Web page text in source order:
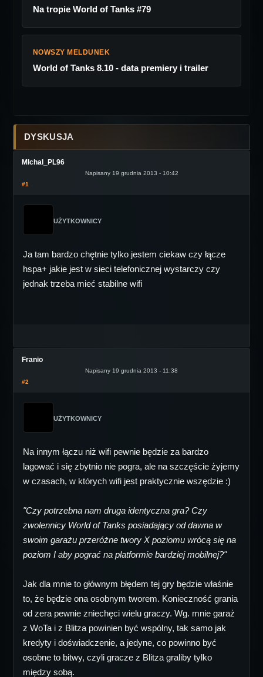
Na tropie World of Tanks #79
NOWSZY MELDUNEK
World of Tanks 8.10 - data premiery i trailer
DYSKUSJA
MIchal_PL96
Napisany 19 grudnia 2013 - 10:42
#1
UŻYTKOWNICY
Ja tam bardzo chętnie tylko jestem ciekaw czy łącze
hspa+ jakie jest w sieci telefonicznej wystarczy czy
jednak trzeba mieć stabilne wifi
Franio
Napisany 19 grudnia 2013 - 11:38
#2
UŻYTKOWNICY
Na innym łączu niż wifi pewnie będzie za bardzo
lagować i się zbytnio nie pogra, ale na szczęście żyjemy
w czasach, w których wifi jest praktycznie wszędzie :)
"Czy potrzebna nam druga identyczna gra? Czy
zwolennicy World of Tanks posiadający od dawna w
swoim garażu przeróżne twory X poziomu wrócą się na
poziom I aby pograć na platformie bardziej mobilnej?"
Jak dla mnie to głównym błędem tej gry będzie właśnie
to, że będzie ona osobnym tworem. Konieczność grania
od zera pewnie zniechęci wielu graczy. Wg. mnie garaż
z WoTa i z Blitza powinien być wspólny, tak samo jak
kredyty i doświadczenie, a jedyne, co powinno być
osobne to bitwy, czyli gracze z Blitza graliby tylko
między sobą.